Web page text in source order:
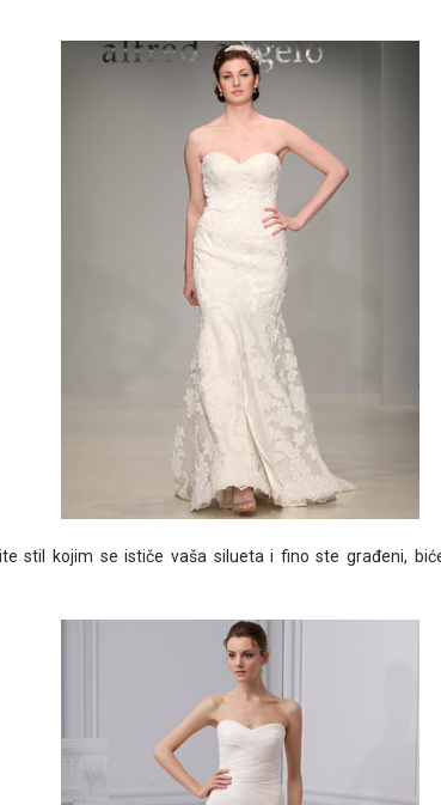
stil kojim se ističe vaša silueta i fino ste građeni,